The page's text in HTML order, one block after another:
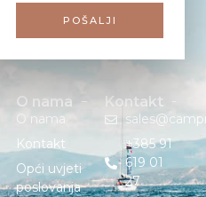
POŠALJI
O nama
O nama
Kontakt
Opći uvjeti
poslovanja
Kontakt
+385 91
619 01
27